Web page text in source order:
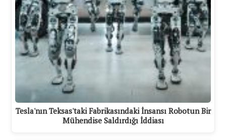
Tesla'nın Teksas'taki Fabrikasındaki İnsansı Robotun Bir
Mühendise Saldırdığı İddiası